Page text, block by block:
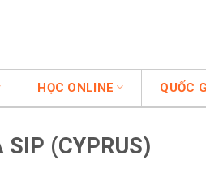
HỌC ONLINE QUỐC
SIP (CYPRUS)